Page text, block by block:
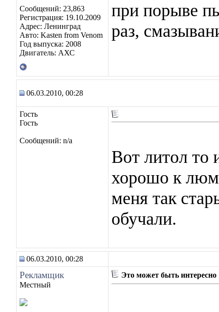
Сообщений: 23,863
Регистрация: 19.10.2009
Адрес: Ленинград
Авто: Kasten from Venom
Год выпуска: 2008
Двигатель: АХС
при порыве
раз,
06.03.2010, 00:28
Гость
Гость
Сообщений: n/a
Вот литол то
хорошо к
меня так
обучали.
06.03.2010, 00:28
Рекламщик
Местный
Это может быть интересно